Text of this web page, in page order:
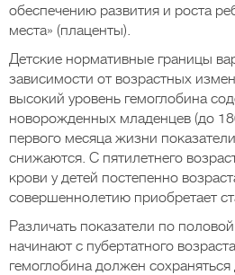
обеспечению развития и роста
места» (плаценты).
Детские нормативные границы
зависимости от возрастных
высокий уровень гемоглобина
новорожденных младенцев (до
первого месяца жизни
снижаются. С пятилетнего
крови у детей постепенно
совершеннолетию приобретает
Различать показатели по
начинают с пубертатного
гемоглобина должен